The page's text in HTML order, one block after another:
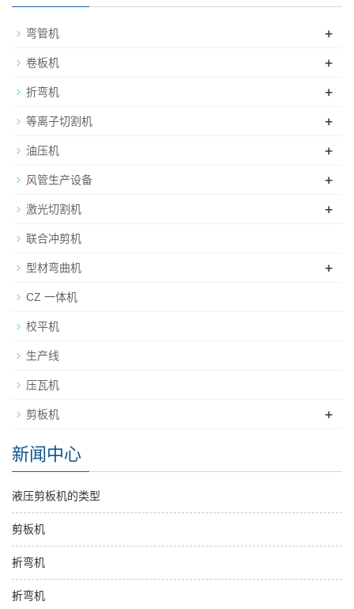
弯管机 +
卷板机 +
折弯机 +
等离子切割机 +
油压机 +
风管生产设备 +
激光切割机 +
联合冲剪机
型材弯曲机 +
CZ 一体机
校平机
生产线
压瓦机
剪板机 +
新闻中心
液压剪板机的类型
剪板机
折弯机
折弯机